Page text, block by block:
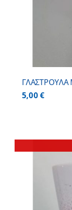
ΓΛΑΣΤΡΟΥΛΑ
5,00€